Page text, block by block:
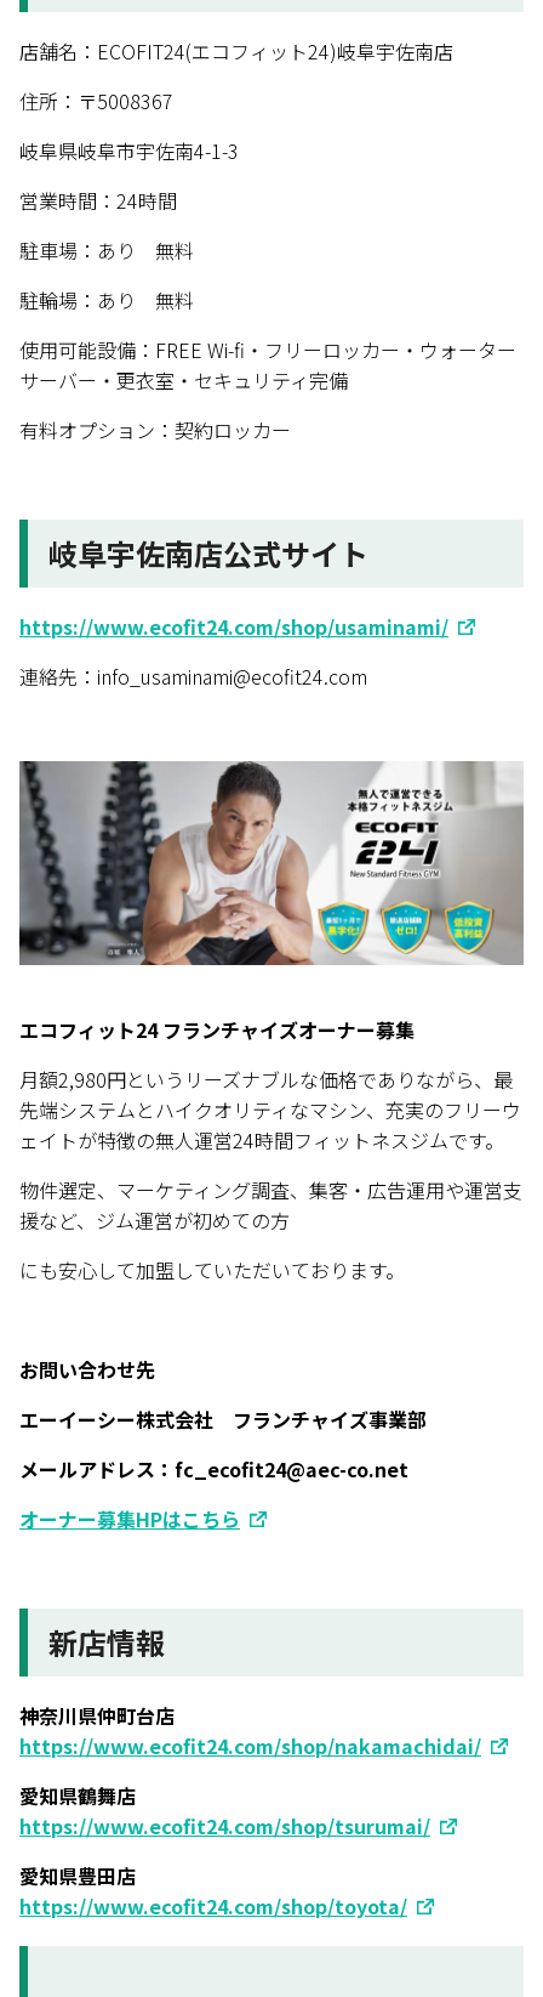
店舗名：ECOFIT24(エコフィット24)岐阜宇佐南店
住所：〒5008367
岐阜県岐阜市宇佐南4-1-3
営業時間：24時間
駐車場：あり 無料
駐輪場：あり 無料
使用可能設備：FREE Wi-fi・フリーロッカー・ウォーター
サーバー・更衣室・セキュリティ完備
有料オプション：契約ロッカー
岐阜宇佐南店公式サイト
https://www.ecofit24.com/shop/usaminami/
連絡先：info_usaminami@ecofit24.com
エコフィット24 フランチャイズオーナー募集
月額2,980円というリーズナブルな価格でありながら、最
先端システムとハイクオリティなマシン、充実のフリーウ
ェイトが特徴の無人運営24時間フィットネスジムです。
物件選定、マーケティング調査、集客・広告運用や運営支
援など、ジム運営が初めての方
にも安心して加盟していただいております。
お問い合わせ先
エーイーシー株式会社 フランチャイズ事業部
メールアドレス：fc_ecofit24@aec-co.net
オーナー募集HPはこちら
新店情報
神奈川県仲町台店
https://www.ecofit24.com/shop/nakamachidai/
愛知県鶴舞店
https://www.ecofit24.com/shop/tsurumai/
愛知県豊田店
https://www.ecofit24.com/shop/toyota/